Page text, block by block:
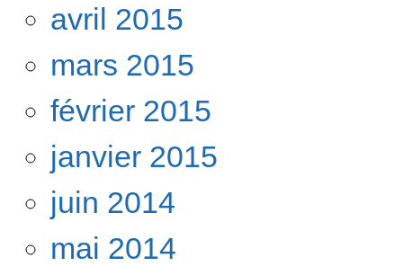
avril 2015
mars 2015
février 2015
janvier 2015
juin 2014
mai 2014